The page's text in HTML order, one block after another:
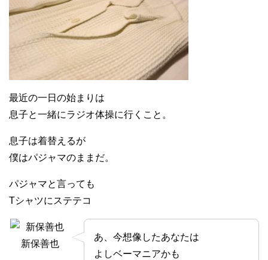
最近の一日の始まりは
息子と一緒にラジオ体操に行くこと。
息子は着替えるが
僕はパジャマのままだ。
パジャマと言っても
Tシャツにステテコ
新保善也
あ、今想像したあなたは
よしベーマニアかも